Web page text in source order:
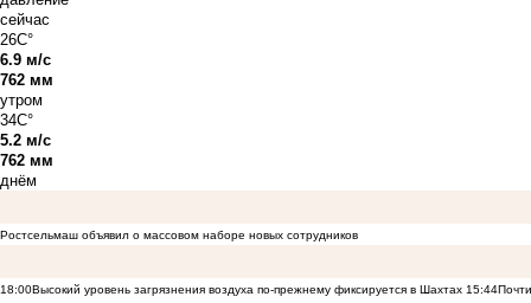
сейчас
26C°
6.9 м/с
762 мм
утром
34C°
5.2 м/с
762 мм
днём
Ростсельмаш объявил о массовом наборе новых сотрудников
18:00Высокий уровень загрязнения воздуха по-прежнему фиксируется в Шахтах 15:44